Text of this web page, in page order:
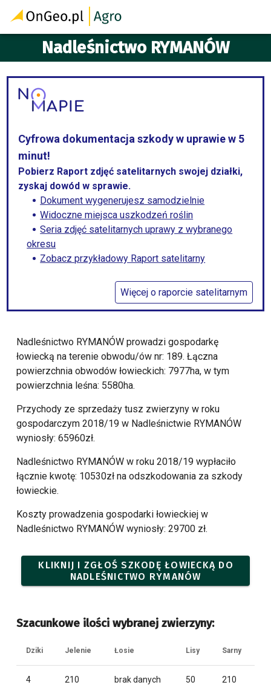
Nadleśnictwo RYMANÓW
Cyfrowa dokumentacja szkody w uprawie w 5
minut!
Pobierz Raport zdjęć satelitarnych swojej działki,
zyskaj dowód w sprawie.
Dokument wygenerujesz samodzielnie
Widoczne miejsca uszkodzeń roślin
Seria zdjęć satelitarnych uprawy z wybranego
okresu
Zobacz przykładowy Raport satelitarny
Więcej o raporcie satelitarnym
Nadleśnictwo RYMANÓW prowadzi gospodarkę
łowiecką na terenie obwodu/ów nr: 189. Łączna
powierzchnia obwodów łowieckich: 7977ha, w tym
powierzchnia leśna: 5580ha.
Przychody ze sprzedaży tusz zwierzyny w roku
gospodarczym 2018/19 w Nadleśnictwie RYMANÓW
wyniosły: 65960zł.
Nadleśnictwo RYMANÓW w roku 2018/19 wypłaciło
łącznie kwotę: 10530zł na odszkodowania za szkody
łowieckie.
Koszty prowadzenia gospodarki łowieckiej w
Nadleśnictwo RYMANÓW wyniosły: 29700 zł.
KLIKNIJ I ZGŁOŚ SZKODĘ ŁOWIECKĄ DO
NADLEŚNICTWO RYMANÓW
Szacunkowe ilości wybranej zwierzyny:
Dziki Jelenie Łosie Lisy Sarny
4 210 brak danych 50 210